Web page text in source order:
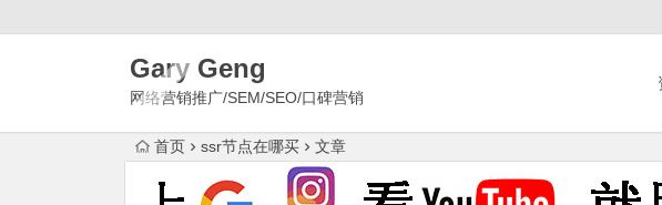
Gary Geng
网络营销推广/SEM/SEO/口碑营销
首页 ssr节点在哪买 文章